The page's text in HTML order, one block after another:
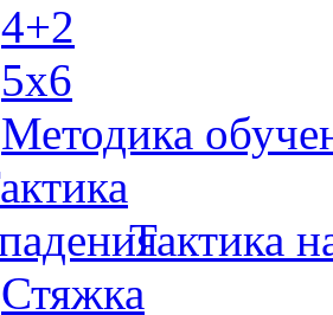
4+2
5x6
Методика
Тактика
Стяжка